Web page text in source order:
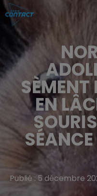
SÈMENT
EN
Publié : 5 décembre